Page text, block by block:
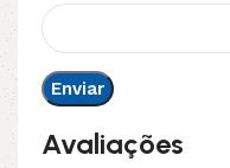
Avaliações